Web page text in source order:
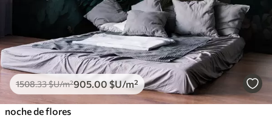
1508.33$U/m²905 .00 $U/m²
noche de flores